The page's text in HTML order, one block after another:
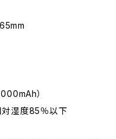
）
湿度85％以下